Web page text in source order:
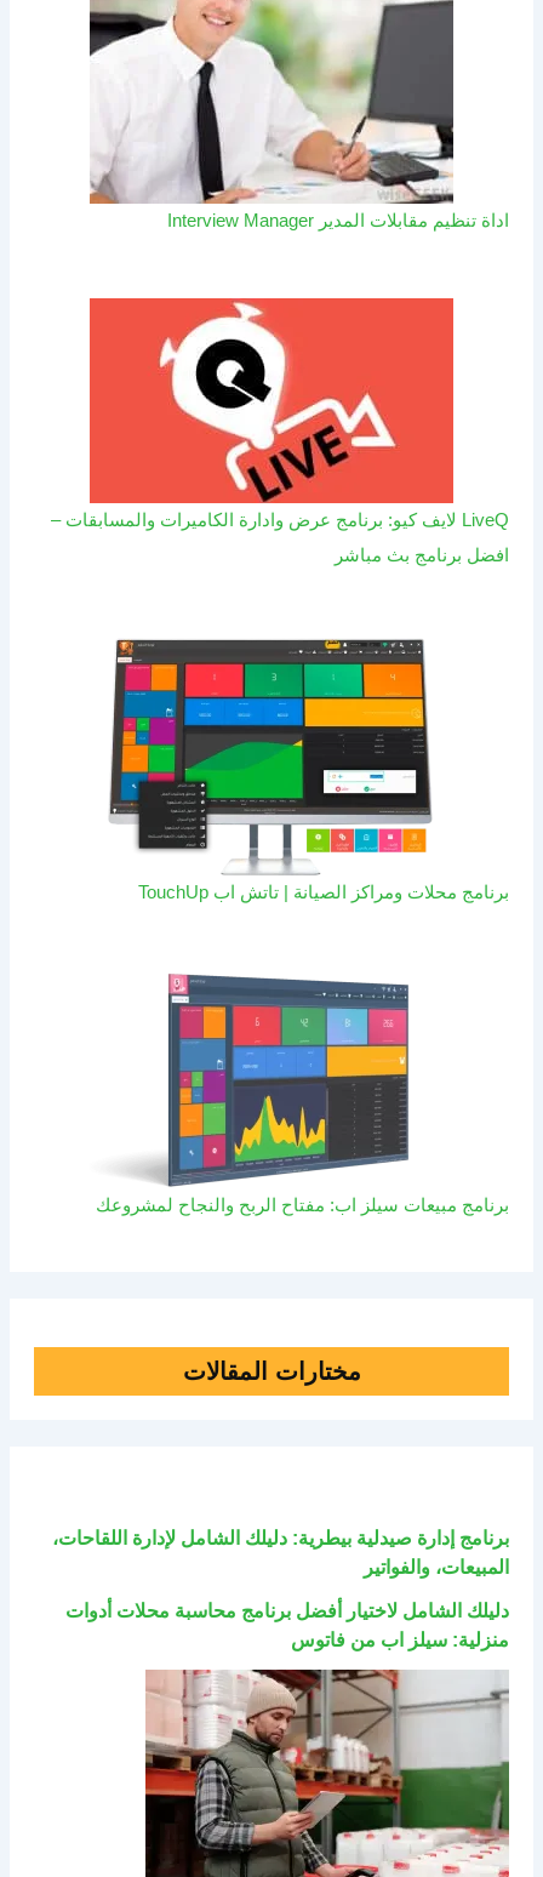
اداة تنظيم مقابلات المدير Interview Manager
LiveQ لايف كيو: برنامج عرض وادارة الكاميرات والمسابقات –
افضل برنامج بث مباشر
برنامج محلات ومراكز الصيانة | تاتش اب TouchUp
برنامج مبيعات سيلز اب: مفتاح الربح والنجاح لمشروعك
مختارات المقالات
برنامج إدارة صيدلية بيطرية: دليلك الشامل لإدارة اللقاحات،
المبيعات، والفواتير
دليلك الشامل لاختيار أفضل برنامج محاسبة محلات أدوات
منزلية: سيلز اب من فاتوس